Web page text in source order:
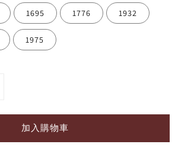
1695 1776 1932
1975
加入購物車